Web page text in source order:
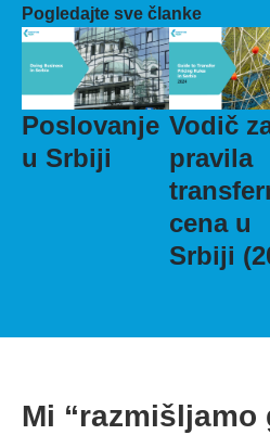
Pogledajte sve članke
Poslovanje
u Srbiji
Vodič
pravila
cena u
Srbiji
Mi “razmišljamo